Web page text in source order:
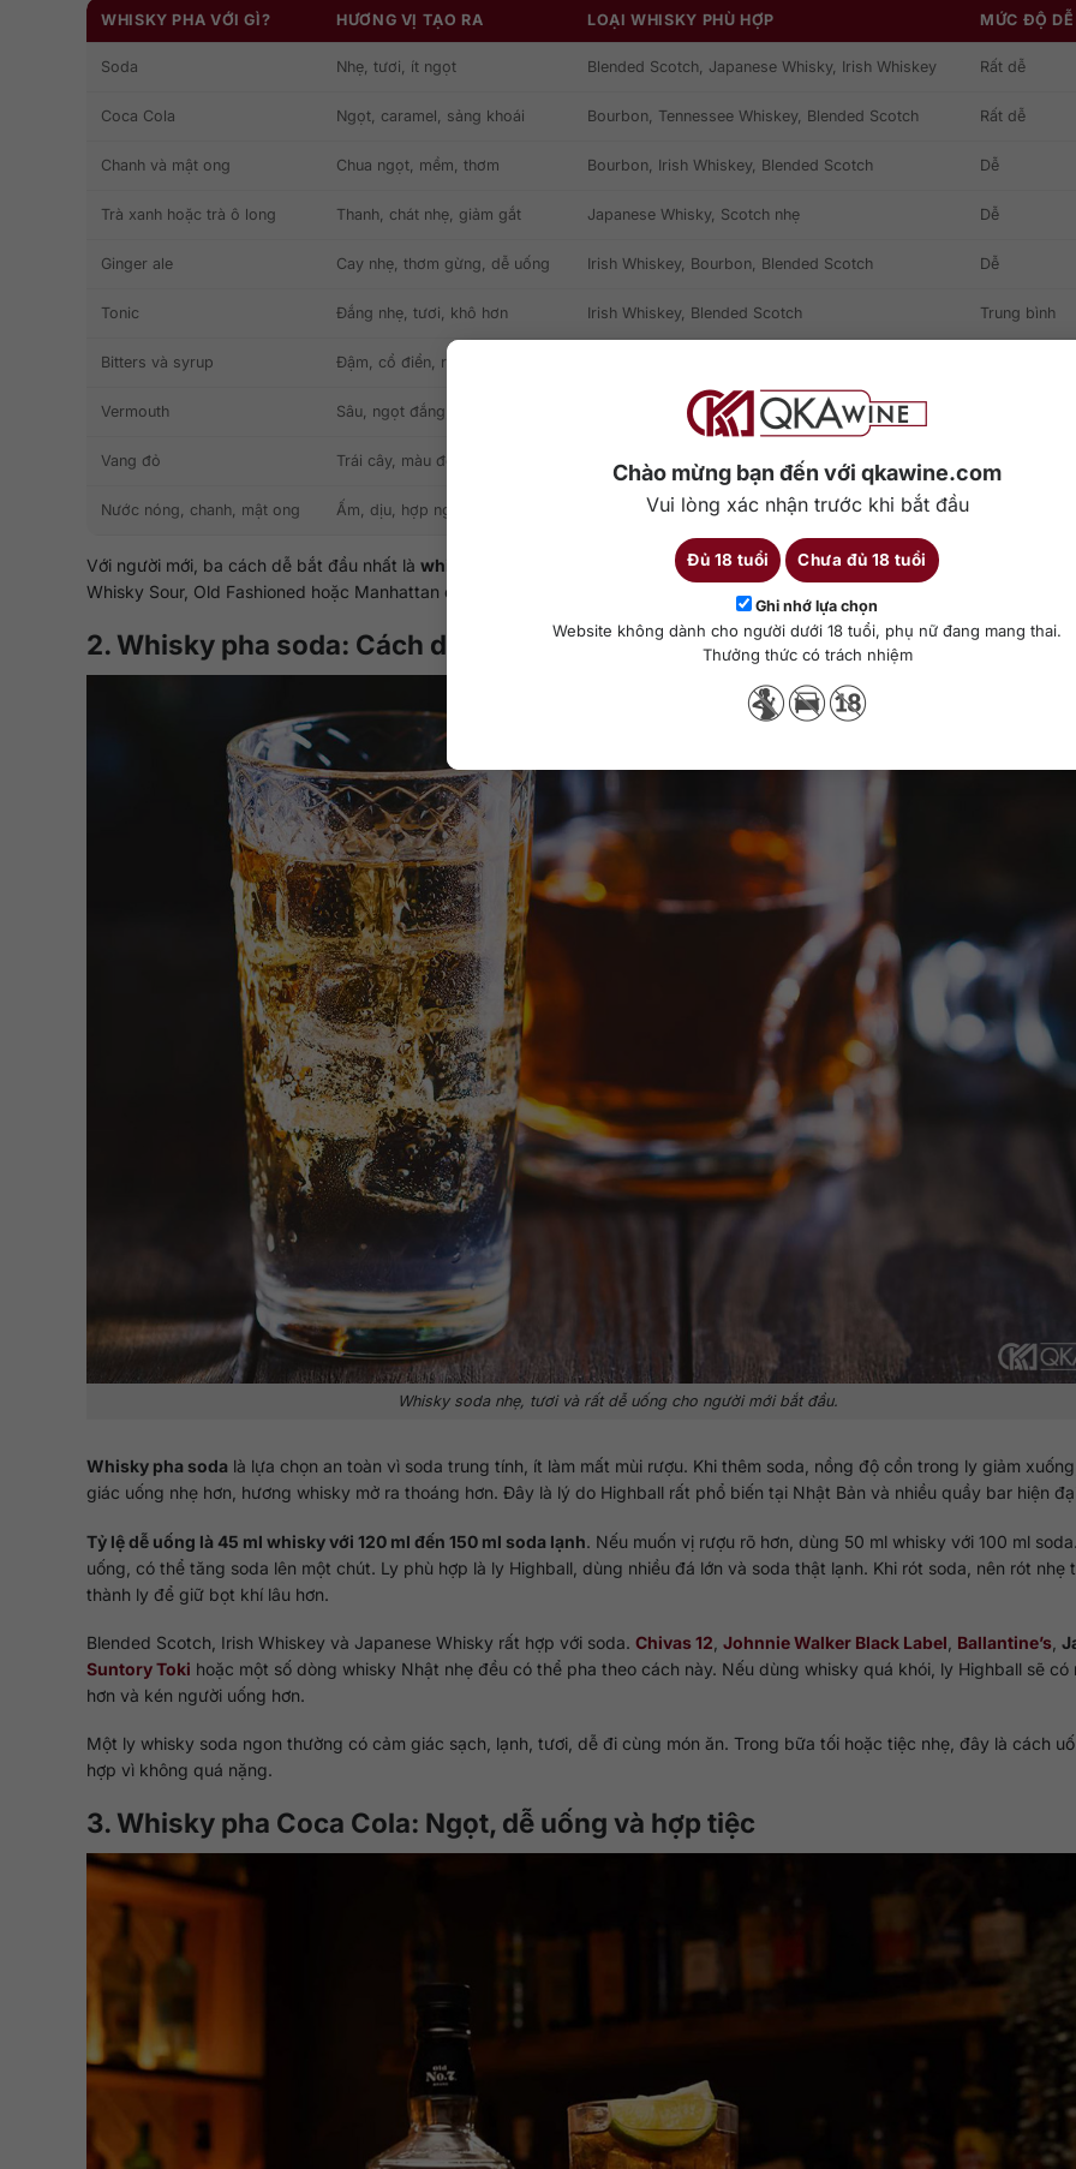
Chào mừng bạn đến với qkawine.com
Vui lòng xác nhận trước khi bắt đầu
Đủ 18 tuổi Chưa đủ 18 tuổi
Ghi nhớ lựa chọn
Website không dành cho người dưới 18 tuổi, phụ nữ đang mang thai.
Thưởng thức có trách nhiệm
WHISKY PHA VỚI GÌ? HƯƠNG VỊ TẠO RA LOẠI WHISKY PHÙ HỢP MỨC ĐỘ
Soda Nhẹ, tươi, ít ngọt Blended Scotch, Japanese Whisky, Irish Whiskey Rất dễ
Coca Cola Ngọt, caramel, sảng khoái Bourbon, Tennessee Whiskey, Blended Scotch Rất dễ
Chanh và mật ong Chua ngọt, mềm, thơm Bourbon, Irish Whiskey, Blended Scotch Dễ
Trà xanh hoặc trà ô long Thanh, chát nhẹ, giảm gắt Japanese Whisky, Scotch nhẹ Dễ
Ginger ale Cay nhẹ, thơm gừng, dễ uống Irish Whiskey, Bourbon, Blended Scotch Dễ
Tonic Đắng nhẹ, tươi, khô hơn Irish Whiskey, Blended Scotch Trung bình
Bitters và syrup Đậm, cổ điển, rõ vị whisky
Vermouth Sâu, ngọt đắng, trưởng thành Rye Whiskey, Bourbon
Vang đỏ Trái cây, màu đẹp, hậu vị lạ Bourbon
Nước nóng, chanh, mật ong Ấm, dịu, hợp ngày lạnh Scotch, Irish Whiskey
Với người mới, ba cách dễ bắt đầu nhất là whisky soda, whisky Coca và whisky chanh mật ong. Khi đã quen hơn, bạn có
Whisky Sour, Old Fashioned hoặc Manhattan để cảm nhận rõ hơn cấu trúc của rượu.
2. Whisky pha soda: Cách dễ uống nhất cho người mới
Whisky soda nhẹ, tươi và rất dễ uống cho người mới bắt đầu.
Whisky pha soda là lựa chọn an toàn vì soda trung tính, ít làm mất mùi rượu. Khi thêm soda, nồng độ cồn trong ly giảm
giác uống nhẹ hơn, hương whisky mở ra thoáng hơn. Đây là lý do Highball rất phổ biến tại Nhật Bản và nhiều quầy bar hiện
Tỷ lệ dễ uống là 45 ml whisky với 120 ml đến 150 ml soda lạnh. Nếu muốn vị rượu rõ hơn, dùng 50 ml whisky với 100 ml
uống, có thể tăng soda lên một chút. Ly phù hợp là ly Highball, dùng nhiều đá lớn và soda thật lạnh. Khi rót soda, nên rót nhẹ
thành ly để giữ bọt khí lâu hơn.
Blended Scotch, Irish Whiskey và Japanese Whisky rất hợp với soda. Chivas 12 Johnnie Walker Black Label Ballantine’s
Suntory Toki hoặc một số dòng whisky Nhật nhẹ đều có thể pha theo cách này. Nếu dùng whisky quá khói, ly Highball sẽ có
hơn và kén người uống hơn.
Một ly whisky soda ngon thường có cảm giác sạch, lạnh, tươi, dễ đi cùng món ăn. Trong bữa tối hoặc tiệc nhẹ, đây là cách
hợp vì không quá nặng.
3. Whisky pha Coca Cola: Ngọt, dễ uống và hợp tiệc